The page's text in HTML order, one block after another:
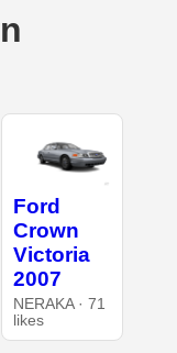
Ford
Crown
Victoria
2007
NERAKA · 71
likes